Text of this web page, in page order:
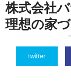
株式会社
理想の家
twitter